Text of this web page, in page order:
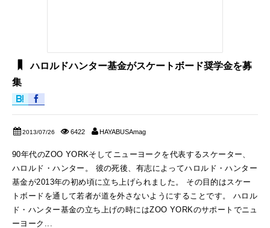
ハロルドハンター基金がスケートボード奨学金を募
集
2013/07/26 6422 HAYABUSAmag
90年代のZOO YORKそしてニューヨークを代表するスケーター、
ハロルド・ハンター。 彼の死後、有志によってハロルド・ハンター
基金が2013年の初め頃に立ち上げられました。 その目的はスケー
トボードを通して若者が道を外さないようにすることです。 ハロル
ド・ハンター基金の立ち上げの時にはZOO YORKのサポートでニュ
ーヨーク...